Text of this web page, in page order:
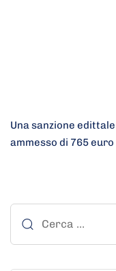
Una sanzione
ammesso di 765